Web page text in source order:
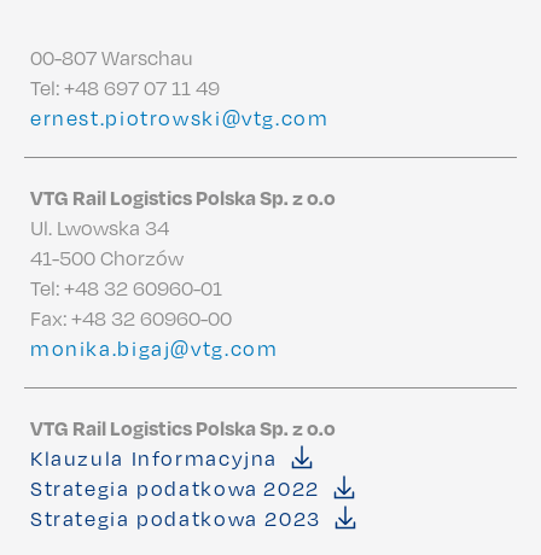
00-807 Warschau
Tel:+48 697 07 11 49
ernest.piotrowski@vtg.com
VTG Rail Logistics Polska Sp. z o.o
Ul. Lwowska 34
41-500 Chorzów
Tel:+48 32 60960-01
Fax: +48 32 60960-00
monika.bigaj@vtg.com
VTG Rail Logistics Polska Sp. z o.o
Klauzula Informacyjna
Strategia podatkowa 2022
Strategia podatkowa 2023